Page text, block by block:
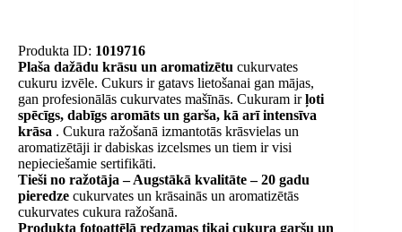
Produkta ID: 1019716
Plaša dažādu krāsu un aromatizētu cukurvates
cukuru izvēle. Cukurs ir gatavs lietošanai gan mājas,
gan profesionālās cukurvates mašīnās. Cukuram irļoti
spēcīgs, dabīgs aromāts un garša, kā arī intensīva
krāsa . Cukura ražošanā izmantotās krāsvielas un
aromatizētāji ir dabiskas izcelsmes un tiem ir visi
nepieciešamie sertifikāti.
Tieši no ražotāja – Augstākā kvalitāte – 20 gadu
pieredze cukurvates un krāsainās un aromatizētās
cukurvates cukura ražošanā.
Produkta fotoattēlā redzamas tikai cukura garšu un